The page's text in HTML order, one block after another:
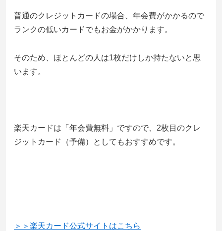
普通のクレジットカードの場合、年会費がかかるので
ランクの低いカードでもお金がかかります。
そのため、ほとんどの人は1枚だけしか持たないと思
います。
楽天カードは「年会費無料」ですので、2枚目のクレ
ジットカード（予備）としてもおすすめです。
＞＞楽天カード公式サイトはこちら